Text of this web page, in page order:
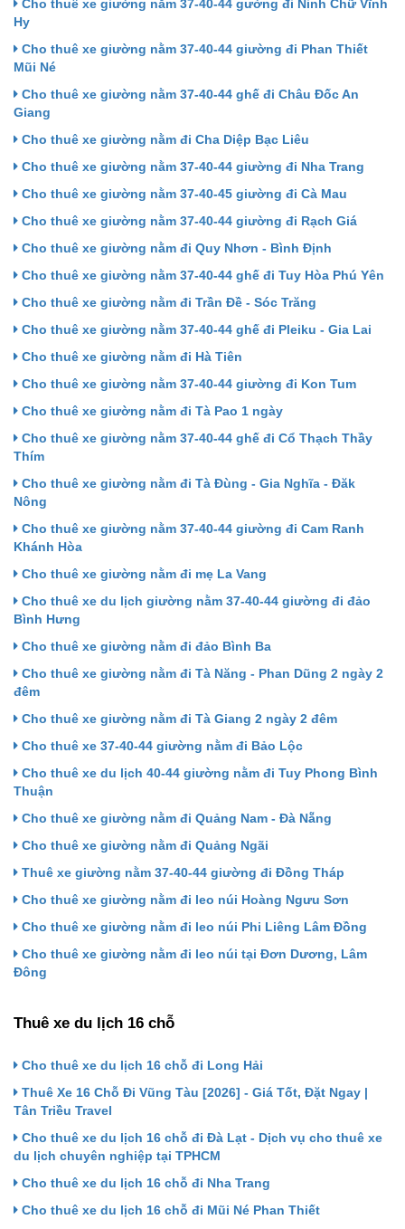
Cho thuê xe giường nằm 37-40-44 gường đi Ninh Chữ Vĩnh
Hy
Cho thuê xe giường nằm 37-40-44 giường đi Phan Thiết
Mũi Né
Cho thuê xe giường nằm 37-40-44 ghế đi Châu Đốc An
Giang
Cho thuê xe giường nằm đi Cha Diệp Bạc Liêu
Cho thuê xe giường nằm 37-40-44 giường đi Nha Trang
Cho thuê xe giường nằm 37-40-45 giường đi Cà Mau
Cho thuê xe giường nằm 37-40-44 giường đi Rạch Giá
Cho thuê xe giường nằm đi Quy Nhơn - Bình Định
Cho thuê xe giường nằm 37-40-44 ghế đi Tuy Hòa Phú Yên
Cho thuê xe giường nằm đi Trần Đề - Sóc Trăng
Cho thuê xe giường nằm 37-40-44 ghế đi Pleiku - Gia Lai
Cho thuê xe giường nằm đi Hà Tiên
Cho thuê xe giường nằm 37-40-44 giường đi Kon Tum
Cho thuê xe giường nằm đi Tà Pao 1 ngày
Cho thuê xe giường nằm 37-40-44 ghế đi Cổ Thạch Thầy
Thím
Cho thuê xe giường nằm đi Tà Đùng - Gia Nghĩa - Đăk
Nông
Cho thuê xe giường nằm 37-40-44 giường đi Cam Ranh
Khánh Hòa
Cho thuê xe giường nằm đi mẹ La Vang
Cho thuê xe du lịch giường nằm 37-40-44 giường đi đảo
Bình Hưng
Cho thuê xe giường nằm đi đảo Bình Ba
Cho thuê xe giường nằm đi Tà Năng - Phan Dũng 2 ngày 2
đêm
Cho thuê xe giường nằm đi Tà Giang 2 ngày 2 đêm
Cho thuê xe 37-40-44 giường nằm đi Bảo Lộc
Cho thuê xe du lịch 40-44 giường nằm đi Tuy Phong Bình
Thuận
Cho thuê xe giường nằm đi Quảng Nam - Đà Nẵng
Cho thuê xe giường nằm đi Quảng Ngãi
Thuê xe giường nằm 37-40-44 giường đi Đồng Tháp
Cho thuê xe giường nằm đi leo núi Hoàng Ngưu Sơn
Cho thuê xe giường nằm đi leo núi Phi Liêng Lâm Đồng
Cho thuê xe giường nằm đi leo núi tại Đơn Dương, Lâm
Đông
Thuê xe du lịch 16 chỗ
Cho thuê xe du lịch 16 chỗ đi Long Hải
Thuê Xe 16 Chỗ Đi Vũng Tàu [2026] - Giá Tốt, Đặt Ngay |
Tân Triều Travel
Cho thuê xe du lịch 16 chỗ đi Đà Lạt - Dịch vụ cho thuê xe
du lịch chuyên nghiệp tại TPHCM
Cho thuê xe du lịch 16 chỗ đi Nha Trang
Cho thuê xe du lịch 16 chỗ đi Mũi Né Phan Thiết